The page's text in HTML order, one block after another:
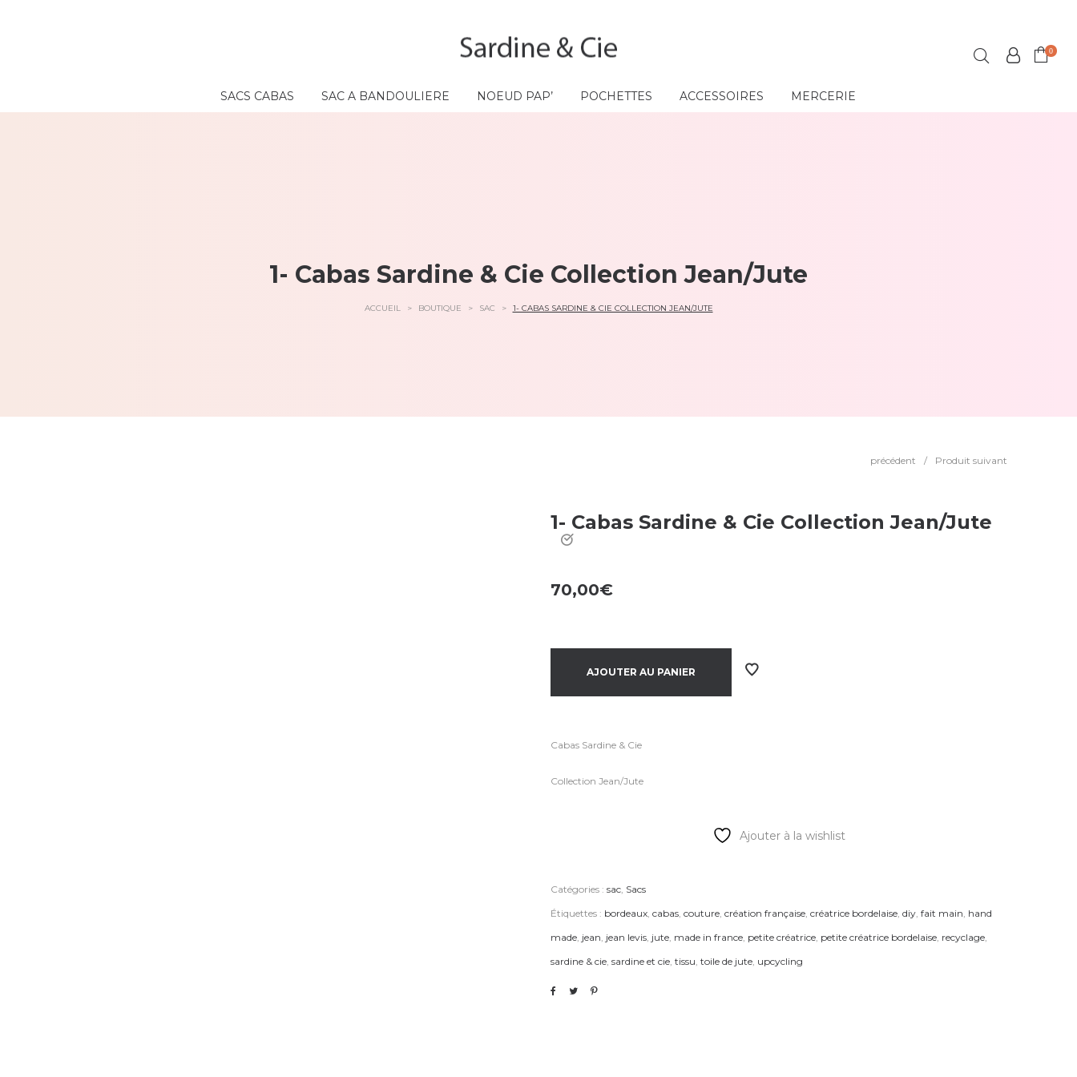
0
SACS CABAS SAC A BANDOULIERE NOEUD PAP’ POCHETTES ACCESSOIRES MERCERIE
1- Cabas Sardine & Cie Collection Jean/Jute
ACCUEIL > BOUTIQUE > SAC > 1- CABAS SARDINE & CIE COLLECTION JEAN/JUTE
précédent / Produit suivant
1- Cabas Sardine & Cie Collection Jean/Jute
70,00€
AJOUTER AU PANIER
Cabas Sardine & Cie
Collection Jean/Jute
Ajouter à la wishlist
Catégories : sac, Sacs
Étiquettes : bordeaux, cabas, couture, création française, créatrice bordelaise, diy, fait main, hand
made, jean, jean levis, jute, made in france, petite créatrice, petite créatrice bordelaise, recyclage,
sardine & cie, sardine et cie, tissu, toile de jute, upcycling